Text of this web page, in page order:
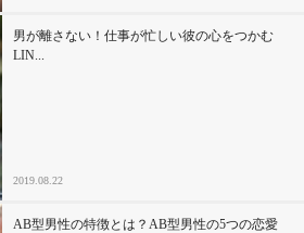
男が離さない！仕事が忙しい彼の心をつかむ
LIN...
2019.08.22
AB型男性の特徴とは？AB型男性の5つの恋愛